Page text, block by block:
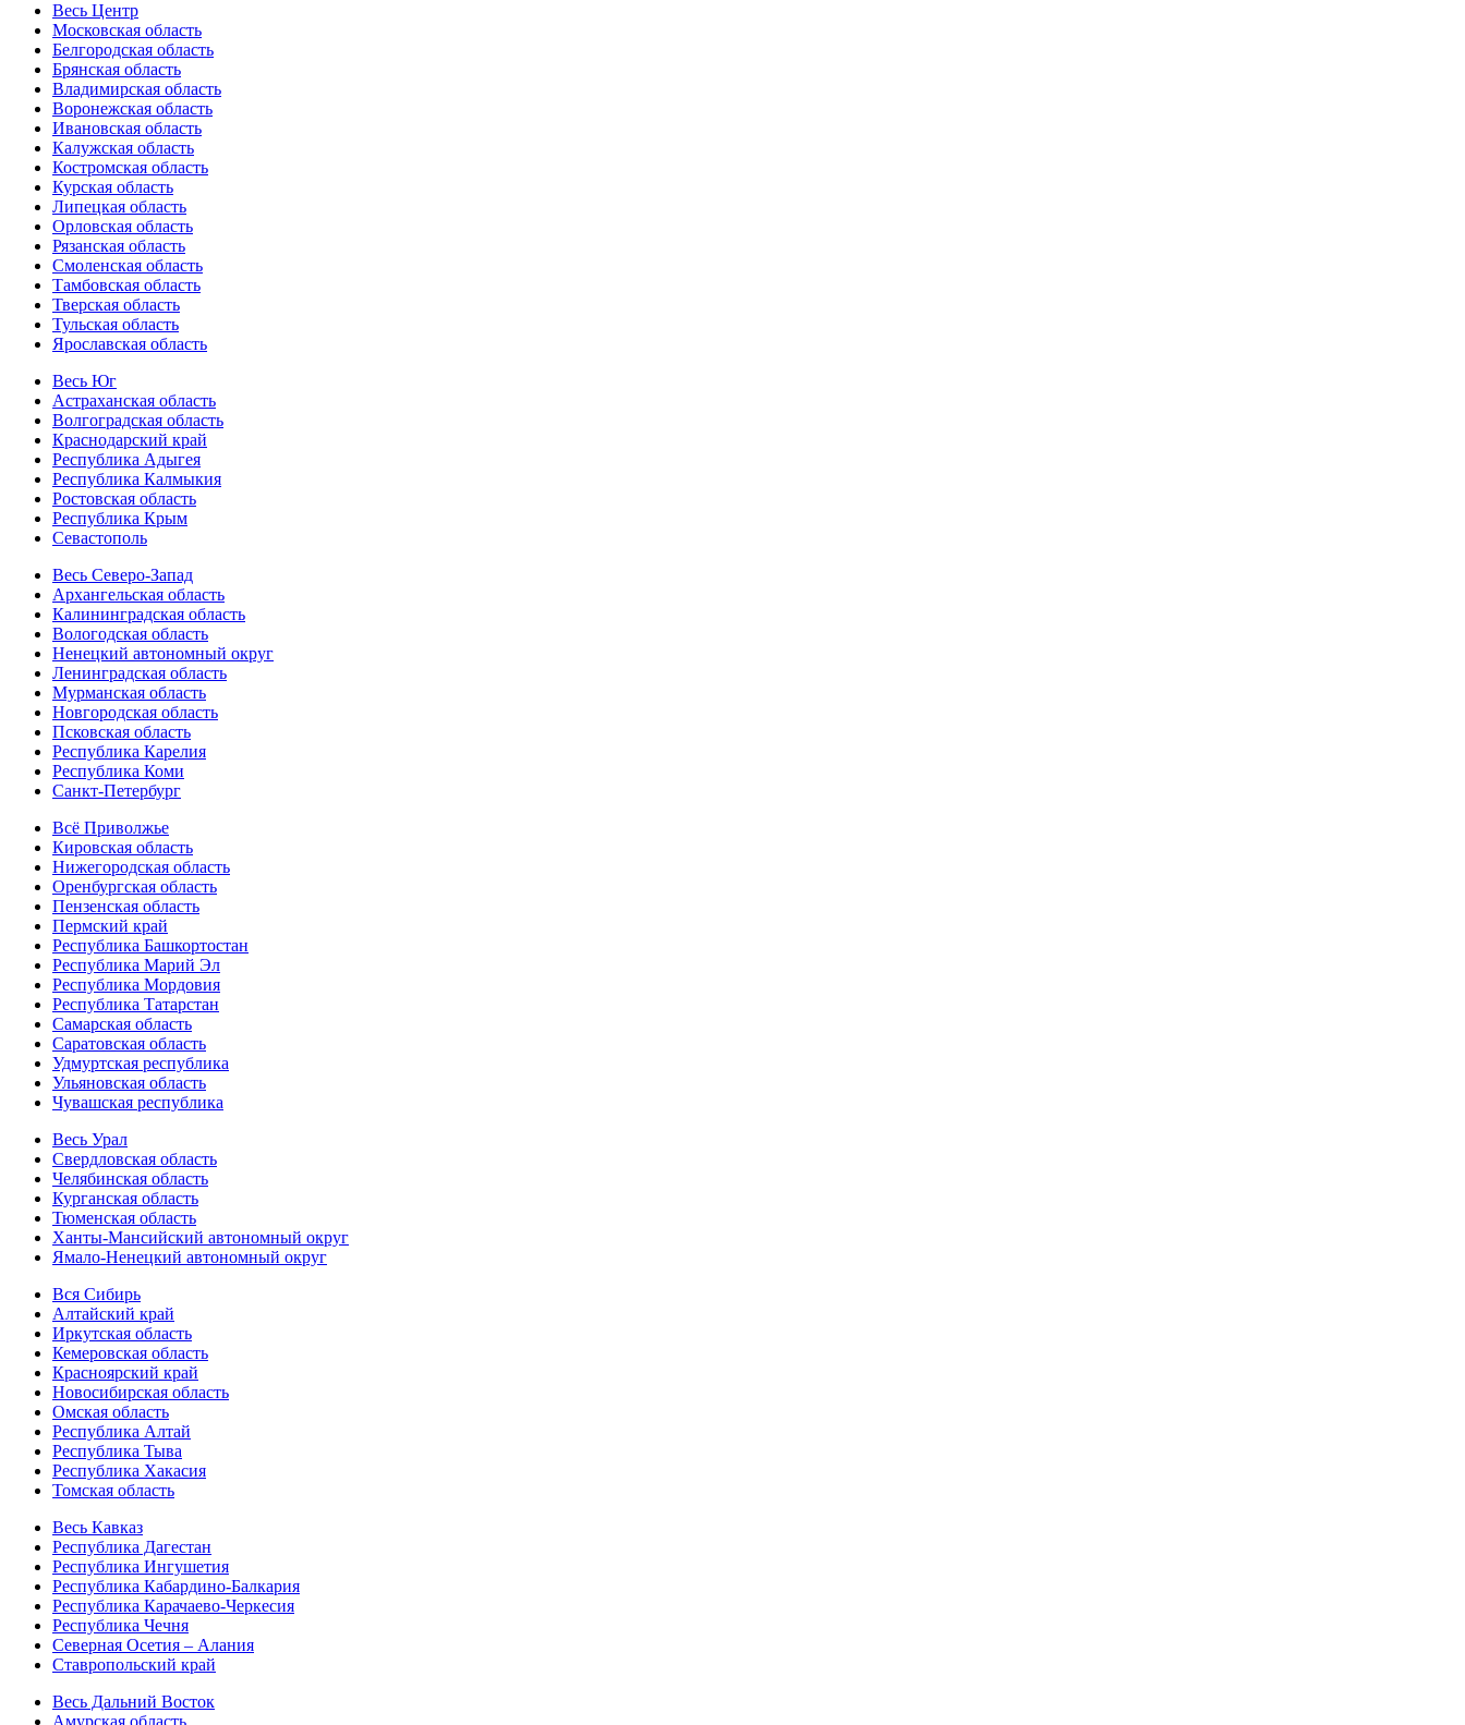
Весь Центр
Московская область
Белгородская область
Брянская область
Владимирская область
Воронежская область
Ивановская область
Калужская область
Костромская область
Курская область
Липецкая область
Орловская область
Рязанская область
Смоленская область
Тамбовская область
Тверская область
Тульская область
Ярославская область
Весь Юг
Астраханская область
Волгоградская область
Краснодарский край
Республика Адыгея
Республика Калмыкия
Ростовская область
Республика Крым
Севастополь
Весь Северо-Запад
Архангельская область
Калининградская область
Вологодская область
Ненецкий автономный округ
Ленинградская область
Мурманская область
Новгородская область
Псковская область
Республика Карелия
Республика Коми
Санкт-Петербург
Всё Приволжье
Кировская область
Нижегородская область
Оренбургская область
Пензенская область
Пермский край
Республика Башкортостан
Республика Марий Эл
Республика Мордовия
Республика Татарстан
Самарская область
Саратовская область
Удмуртская республика
Ульяновская область
Чувашская республика
Весь Урал
Свердловская область
Челябинская область
Курганская область
Тюменская область
Ханты-Мансийский автономный округ
Ямало-Ненецкий автономный округ
Вся Сибирь
Алтайский край
Иркутская область
Кемеровская область
Красноярский край
Новосибирская область
Омская область
Республика Алтай
Республика Тыва
Республика Хакасия
Томская область
Весь Кавказ
Республика Дагестан
Республика Ингушетия
Республика Кабардино-Балкария
Республика Карачаево-Черкесия
Республика Чечня
Северная Осетия – Алания
Ставропольский край
Весь Дальний Восток
Амурская область